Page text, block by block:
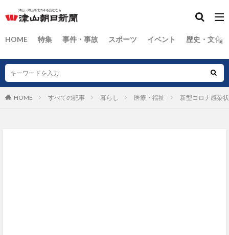
HOME 特集 事件・事故 スポーツ イベント 歴史・文化
HOME すべての記事 暮らし 医療・福祉 新型コロナ感染